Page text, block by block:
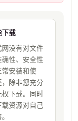
下载
没有对文件
性、安全性
常安装和使
除非您充分
下载。同时
资源对自己